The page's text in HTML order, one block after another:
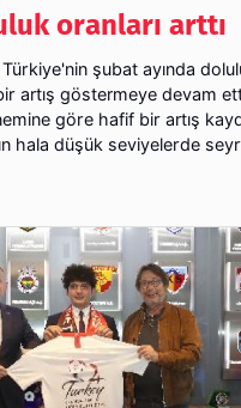
oranları arttı
şubat ayında
artış göstermeye devam
göre hafif bir artış
hala düşük seviyelerde